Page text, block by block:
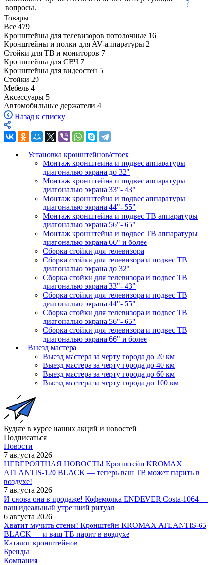
вопросы.
Товары
Все 479
Кронштейны для телевизоров потолочные 16
Кронштейны и полки для AV-аппаратуры 2
Стойки для ТВ и мониторов 7
Кронштейны для СВЧ 7
Кронштейны для видеостен 5
Стойки 29
Мебель 4
Аксессуары 5
Автомобильные держатели 4
Назад к списку
Установка кронштейнов/стоек
Монтаж кронштейна и подвес аппаратуры
диагональю экрана до 32"
Монтаж кронштейна и подвес аппаратуры
диагональю экрана 33"- 43"
Монтаж кронштейна и подвес аппаратуры
диагональю экрана 44"- 55"
Монтаж кронштейна и подвес ТВ аппаратуры
диагональю экрана 56"- 65"
Монтаж кронштейна и подвес ТВ аппаратуры
диагональю экрана 66" и более
Сборка стойки для телевизора
Сборка стойки для телевизора и подвес ТВ
диагональю экрана до 32"
Сборка стойки для телевизора и подвес ТВ
диагональю экрана 33"- 43"
Сборка стойки для телевизора и подвес ТВ
диагональю экрана 44"- 55"
Сборка стойки для телевизора и подвес ТВ
диагональю экрана 56"- 65"
Сборка стойки для телевизора и подвес ТВ
диагональю экрана 66" и более
Выезд мастера
Выезд мастера за черту города до 20 км
Выезд мастера за черту города до 40 км
Выезд мастера за черту города до 60 км
Выезд мастера за черту города до 100 км
Будьте в курсе наших акций и новостей
Подписаться
Новости
7 августа 2026
НЕВЕРОЯТНАЯ НОВОСТЬ! Кронштейн KROMAX
ATLANTIS-120 BLACK — теперь ваш ТВ может парить в
воздухе!
7 августа 2026
И снова она в продаже! Кофемолка ENDEVER Costa-1064 —
ваш идеальный утренний ритуал
6 августа 2026
Хватит мучить стены! Кронштейн KROMAX ATLANTIS-65
BLACK — и ваш ТВ парит в воздухе
Каталог кронштейнов
Бренды
Компания